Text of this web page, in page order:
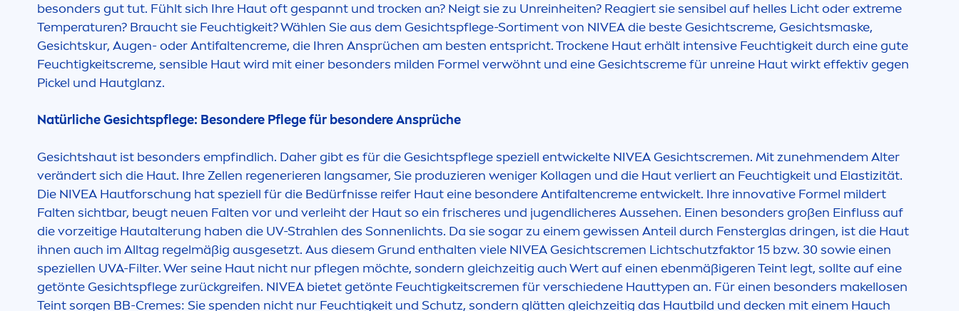
besonders gut tut. Fühlt sich Ihre Haut oft gespannt und trocken an? Neigt sie zu Unreinheiten? Reagiert sie sensibel auf helles Licht oder extreme
Temperaturen? Braucht sie Feuchtigkeit? Wählen Sie aus dem Gesichtspflege-Sortiment von NIVEAdie beste Gesichtscreme, Gesichtsmaske,
Gesichtskur, Augen- oder Antifaltencreme, die Ihren Ansprüchen am besten entspricht. Trockene Haut erhält intensive Feuchtigkeit durch eine gute
Feuchtigkeitscreme, sensible Haut wird mit einer besonders milden Formel verwöhnt und eine Gesichtscremefür unreine Haut wirkt effektiv gegen
Pickel und Hautglanz.
Natürliche Gesichtspflege: Besondere Pflege für besondere Ansprüche
Gesichtshaut ist besonders empfindlich. Daher gibt es für die Gesichtspflege speziell entwickelte NIVEA Gesichtscremen. Mit zunehmendem Alter
verändert sich die Haut. Ihre Zellen regenerieren langsamer, Sie produzieren weniger Kollagen und die Haut verliert an Feuchtigkeit und Elastizität.
Die NIVEA Hautforschung hat speziell für die Bedürfnisse reifer Haut eine besondere Antifaltencremeentwickelt. Ihre innovative Formel mildert
Falten sichtbar, beugt neuen Falten vor und verleiht der Haut so ein frischeres und jugendlicheres Aussehen. Einen besonders großen Einfluss auf
die vorzeitige Hautalterung haben die UV-Strahlen des Sonnenlichts. Da sie sogar zu einem gewissen Anteil durch Fensterglas dringen, ist die Haut
ihnen auch im Alltag regelmäßig ausgesetzt. Aus diesem Grund enthalten viele NIVEA Gesichtscremen Lichtschutzfaktor 15 bzw. 30 sowie einen
speziellen UVA-Filter. Wer seine Haut nicht nur pflegen möchte, sondern gleichzeitig auch Wert auf einen ebenmäßigeren Teint legt, sollte auf eine
getönte Gesichtspflege zurückgreifen. NIVEA bietet getönte Feuchtigkeitscremen für verschiedene Hauttypen an. Für einen besonders makellosen
Teint sorgen BB-Cremes: Sie spenden nicht nur Feuchtigkeit und Schutz, sondern glätten gleichzeitig das Hautbild und decken mit einem Hauch